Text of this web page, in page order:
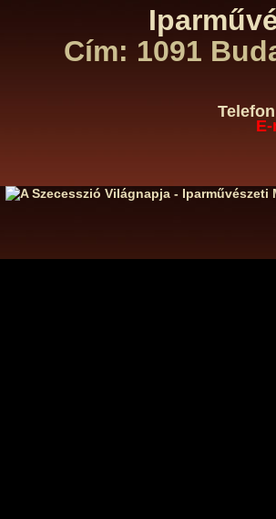
Cím: 1091